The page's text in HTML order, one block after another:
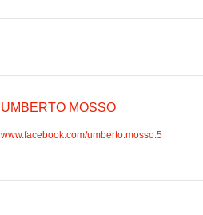
UMBERTO MOSSO
www.facebook.com/umberto.mosso.5